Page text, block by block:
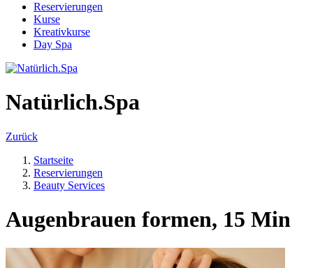
Reservierungen
Kurse
Kreativkurse
Day Spa
Natürlich.Spa
Zurück
Startseite
Reservierungen
Beauty Services
Augenbrauen formen, 15 Min